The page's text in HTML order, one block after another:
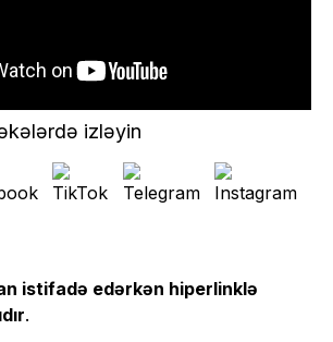
izləyin
istifadə edərkən hiperlinklə
.